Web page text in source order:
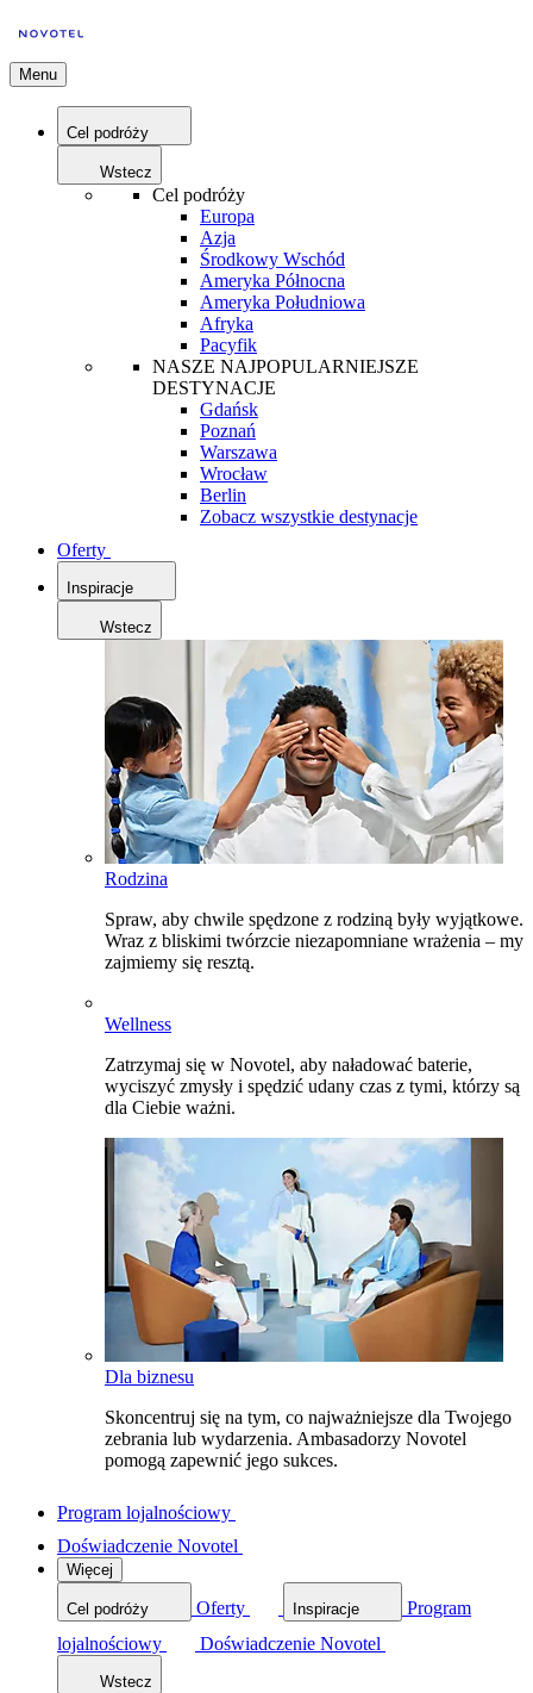
Menu
Cel podróży
Wstecz
Cel podróży
Europa
Azja
Środkowy Wschód
Ameryka Północna
Ameryka Południowa
Afryka
Pacyfik
NASZE NAJPOPULARNIEJSZE
DESTYNACJE
Gdańsk
Poznań
Warszawa
Wrocław
Berlin
Zobacz wszystkie destynacje
Oferty
Inspiracje
Wstecz
Rodzina
Spraw, aby chwile spędzone z rodziną były wyjątkowe.
Wraz z bliskimi twórzcie niezapomniane wrażenia – my
zajmiemy się resztą.
Wellness
Zatrzymaj się w Novotel, aby naładować baterie,
wyciszyć zmysły i spędzić udany czas z tymi, którzy są
dla Ciebie ważni.
Dla biznesu
Skoncentruj się na tym, co najważniejsze dla Twojego
zebrania lub wydarzenia. Ambasadorzy Novotel
pomogą zapewnić jego sukces.
Program lojalnościowy
Doświadczenie Novotel
Więcej
Cel podróży Oferty Inspiracje
Program
lojalnościowy
Doświadczenie Novotel
Wstecz